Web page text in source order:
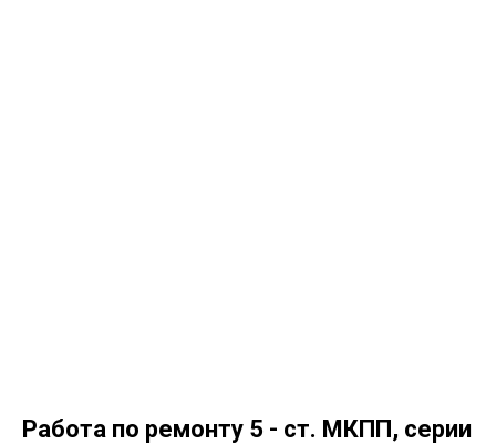
Работа по ремонту 5 - ст. МКПП, серии